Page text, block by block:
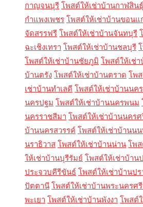
กาญจนบุรี โพสต์ให้เช่าบ้านกาฬสินธุ์
กำแพงเพชร โพสต์ให้เช่าบ้านขอนแ
จัดสรรฟรี โพสต์ให้เช่าบ้านจันทบุรี
ฉะเชิงเทรา โพสต์ให้เช่าบ้านชลบุรี
โพสต์ให้เช่าบ้านชัยภูมิ โพสต์ให้เช่
บ้านตรัง โพสต์ให้เช่าบ้านตราด โพ
เช่าบ้านทำเลดี โพสต์ให้เช่าบ้านนค
นครปฐม โพสต์ให้เช่าบ้านนครพนม
นครราชสีมา โพสต์ให้เช่าบ้านนคร
บ้านนครสวรรค์ โพสต์ให้เช่าบ้านน
นราธิวาส โพสต์ให้เช่าบ้านน่าน โพ
ให้เช่าบ้านบุรีรัมย์ โพสต์ให้เช่าบ้าน
ประจวบคีรีขันธ์ โพสต์ให้เช่าบ้านป
ปัตตานี โพสต์ให้เช่าบ้านพระนครศ
พะเยา โพสต์ให้เช่าบ้านพังงา โพสต์